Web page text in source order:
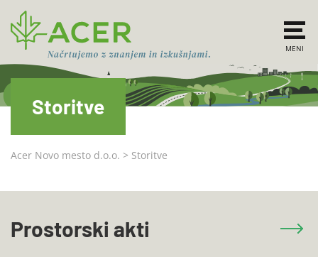
MENI
Storitve
Acer Novo mesto d.o.o. > Storitve
Prostorski akti